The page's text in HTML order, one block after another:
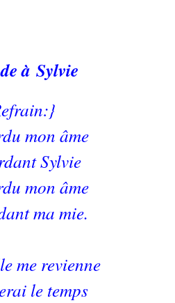
à Sylvie
mon âme
Sylvie
mon âme
ma mie.
me revienne
le temps